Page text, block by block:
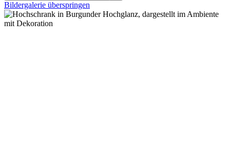
Bildergalerie überspringen